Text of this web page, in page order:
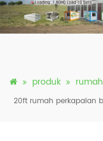
produk
20ft rumah perkapalan